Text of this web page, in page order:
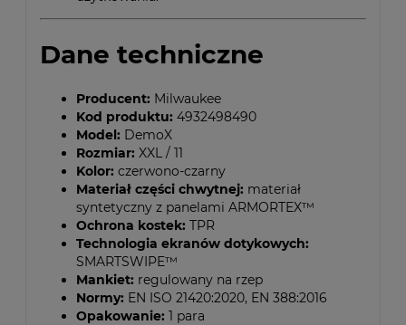
Dane techniczne
Producent: Milwaukee
Kod produktu: 4932498490
Model: DemoX
Rozmiar: XXL / 11
Kolor: czerwono-czarny
Materiał części chwytnej: materiał
syntetyczny z panelami ARMORTEX™
Ochrona kostek: TPR
Technologia ekranów dotykowych:
SMARTSWIPE™
Mankiet: regulowany na rzep
Normy: EN ISO 21420:2020, EN 388:2016
Opakowanie: 1 para